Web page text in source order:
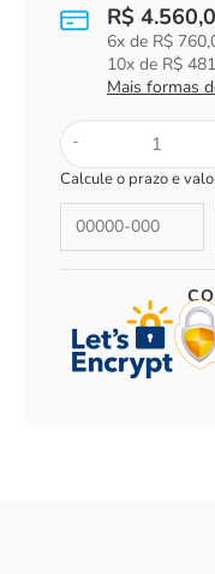
R$
6x de R$
10x de R$
Mais formas
-
Calcule o prazo e